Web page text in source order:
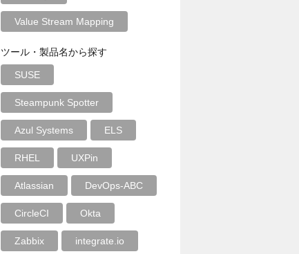
Value Stream Mapping
ツール・製品名から探す
SUSE
Steampunk Spotter
Azul Systems ELS
RHEL UXPin
Atlassian DevOps-ABC
CircleCI Okta
Zabbix integrate.io